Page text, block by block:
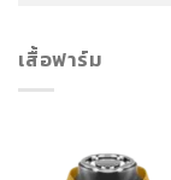
เสื้อฟาร์ม